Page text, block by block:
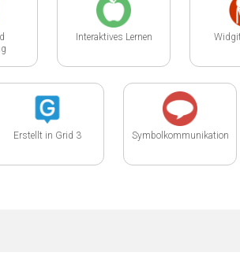
Interaktives Lernen
Erstellt in Grid 3 Symbolkommunikation